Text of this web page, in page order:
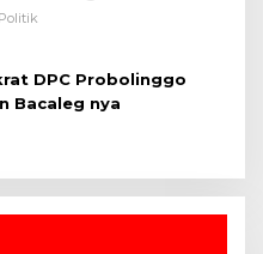
DPC Probolinggo
Bacaleg nya